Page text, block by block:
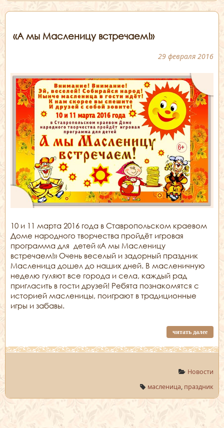
«А мы Масленицу встречаем!»
29 февраля 2016
10 и 11 марта 2016 года в Ставропольском краевом
Доме народного творчества пройдёт игровая
программа для детей «А мы Масленицу
встречаем!» Очень веселый и задорный праздник
Масленица дошел до наших дней. В масленичную
неделю гуляют все города и села, каждый рад
пригласить в гости друзей! Ребята познакомятся с
историей масленицы, поиграют в традиционные
игры и забавы.
читать далее
Новости
масленица, праздник